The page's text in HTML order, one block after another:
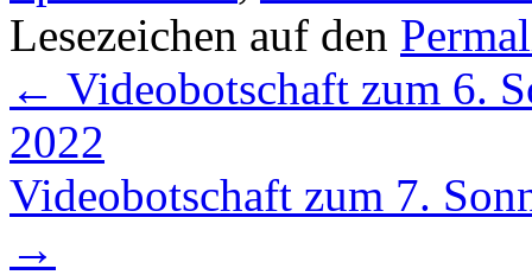
Lesezeichen auf den
← Videobotschaft zum 6.
2022
Videobotschaft zum 7.
→